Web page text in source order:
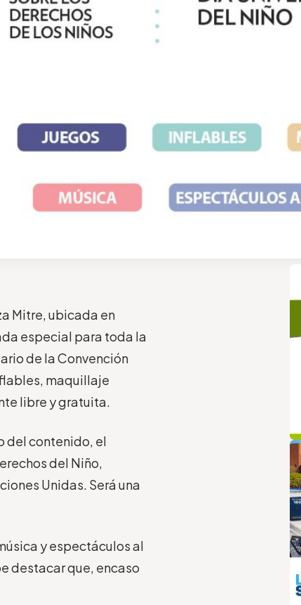
Mitre, ubicada en
especial para toda la
de la Convención
maquillaje
libre y gratuita.
del contenido, el
rechos del Niño,
Unidas. Será una
y espectáculos al
destacar que, encaso